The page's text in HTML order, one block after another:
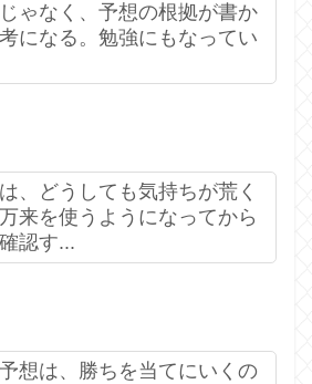
ゃなく、予想の根拠が書か
になる。勉強にもなってい
、どうしても気持ちが荒く
来を使うようになってから
認す...
想は、勝ちを当てにいくの